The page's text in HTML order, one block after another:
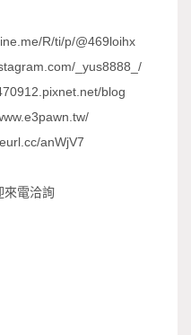
R/ti/p/@469loihx
_yus8888_/
blog
anWjV7
來電洽詢